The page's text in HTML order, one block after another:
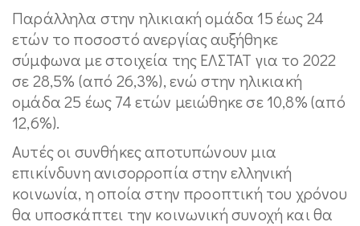
Παράλληλα στην ηλικιακή ομάδα 15 έως 24
ετών το ποσοστό ανεργίας αυξήθηκε
σύμφωνα με στοιχεία της ΕΛΣΤΑΤ για το 2022
σε 28,5% (από 26,3%), ενώ στην ηλικιακή
ομάδα 25 έως 74 ετών μειώθηκε σε 10,8% (από
12,6%).
Αυτές οι συνθήκες αποτυπώνουν μια
επικίνδυνη ανισορροπία στην ελληνική
κοινωνία, η οποία στην προοπτική του χρόνου
θα υποσκάπτει την κοινωνική συνοχή και θα